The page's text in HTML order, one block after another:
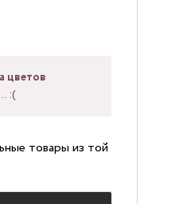
цветов
:(
товары из той